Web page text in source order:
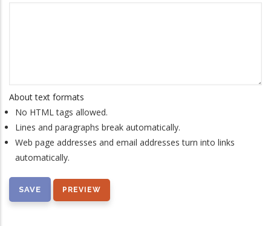
About text formats
No HTML tags allowed.
Lines and paragraphs break automatically.
Web page addresses and email addresses turn into links
automatically.